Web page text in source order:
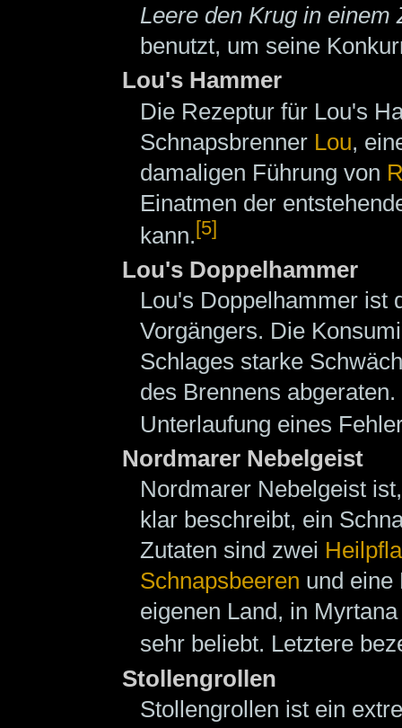
Leere den Krug in einem
benutzt, um seine
Lou's Hammer
Die Rezeptur für Lou's
Schnapsbrenner Lou,
damaligen Führung von
Einatmen der
kann.[5]
Lou's Doppelhammer
Lou's Doppelhammer ist
Vorgängers. Die
Schlages starke
des Brennens
Unterlaufung eines
Nordmarer Nebelgeist
Nordmarer Nebelgeist
klar beschreibt, ein
Zutaten sind zwei
Schnapsbeeren und eine
eigenen Land, in
sehr beliebt. Letztere
Stollengrollen
Stollengrollen ist ein